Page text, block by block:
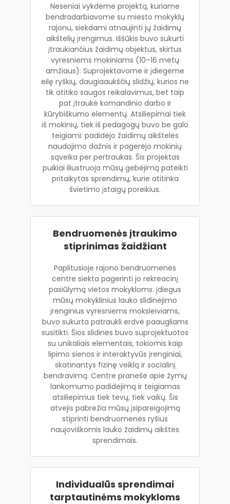
Neseniai vykdėme projektą, kuriame
bendradarbiavome su miesto mokyklų
rajonu, siekdami atnaujinti jų žaidimų
aikštelių įrengimus. Iššūkis buvo sukurti
įtraukiančius žaidimų objektus, skirtus
vyresniems mokiniams (10–16 metų
amžiaus). Suprojektavome ir įdiegėme
eilę ryškių, daugiaaukščių slidžių, kurios ne
tik atitiko saugos reikalavimus, bet taip
pat įtraukė komandinio darbo ir
kūrybiškumo elementų. Atsiliepimai tiek
iš mokinių, tiek iš pedagogų buvo be galo
teigiami: padidėjo žaidimų aikštelės
naudojimo dažnis ir pagerėjo mokinių
sąveika per pertraukas. Šis projektas
puikiai iliustruoja mūsų gebėjimą pateikti
pritaikytas sprendimų, kurie atitinka
švietimo įstaigų poreikius.
Bendruomenės įtraukimo
stiprinimas žaidžiant
Paplitusioje rajono bendruomenės
centre siekta pagerinti jo rekreacinį
pasiūlymą vietos mokykloms. Įdiegus
mūsų mokyklinius lauko slidinėjimo
įrenginius vyresniems moksleiviams,
buvo sukurta patraukli erdvė paaugliams
susitikti. Šios slidinės buvo suprojektuotos
su unikaliais elementais, tokiomis kaip
lipimo sienos ir interaktyvūs įrenginiai,
skatinantys fizinę veiklą ir socialinį
bendravimą. Centre pranešė apie žymų
lankomumo padidėjimą ir teigiamas
atsiliepimus tiek tėvų, tiek vaikų. Šis
atvejis pabrėžia mūsų įsipareigojimą
stiprinti bendruomenės ryšius
naujoviškomis lauko žaidimų aikštės
sprendimais.
Individualūs sprendimai
tarptautinėms mokykloms